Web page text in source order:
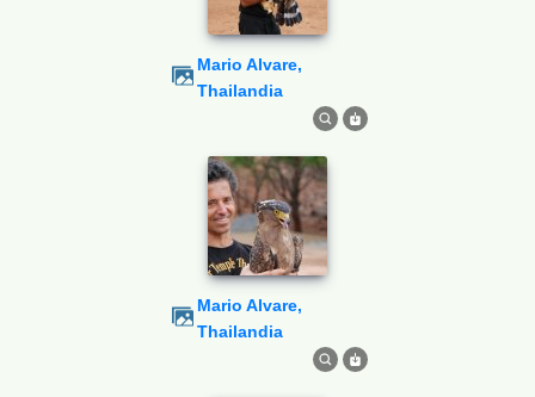
Mario Alvare,
Thailandia
Mario Alvare,
Thailandia